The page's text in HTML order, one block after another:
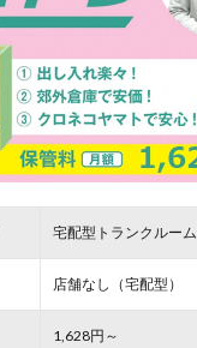
宅配型トランクルーム
店舗なし（宅配型）
1,628円～